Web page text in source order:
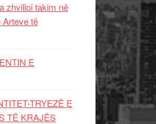
zhvilloi takim në
Arteve të
E
TRYEZË E
TË KRAJËS